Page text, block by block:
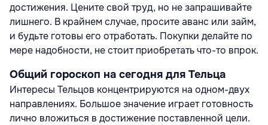
достижения. Цените свой труд, но не запрашивайте
лишнего. В крайнем случае, просите аванс или займ,
и будьте готовы его отработать. Покупки делайте по
мере надобности, не стоит приобретать что-то впрок.
Общий гороскоп на сегодня для Тельца
Интересы Тельцов концентрируются на одном-двух
направлениях. Большое значение играет готовность
лично вложиться в достижение поставленной цели.